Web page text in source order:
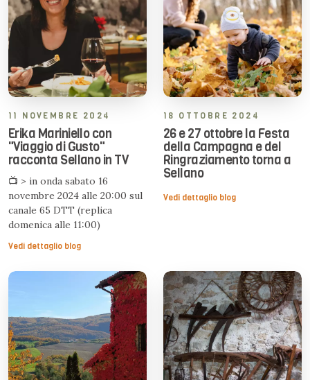
11 NOVEMBRE 2024
Erika Mariniello con
"Viaggio di Gusto"
racconta Sellano in TV
📺 > in onda sabato 16
novembre 2024 alle 20:00 sul
canale 65 DTT (replica
domenica alle 11:00)
Vedi dettaglio blog
18 OTTOBRE 2024
26 e 27 ottobre la Festa
della Campagna e del
Ringraziamento torna a
Sellano
Vedi dettaglio blog